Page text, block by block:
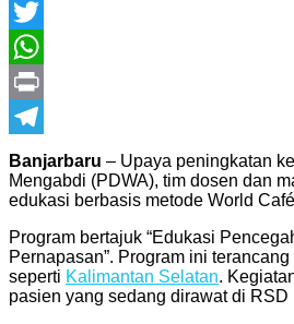
Facebook
Twitter
WhatsApp
Print
Telegram
Banjarbaru – Upaya peningkatan
Mengabdi (PDWA), tim dosen dan
edukasi berbasis metode World
Program bertajuk “Edukasi
Pernapasan”. Program ini
seperti Kalimantan Selatan.
pasien yang sedang dirawat di RSD